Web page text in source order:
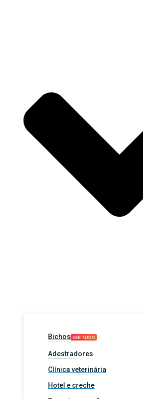
Bichos VER TUDO
Adestradores
Clínica veterinária
Hotel e creche